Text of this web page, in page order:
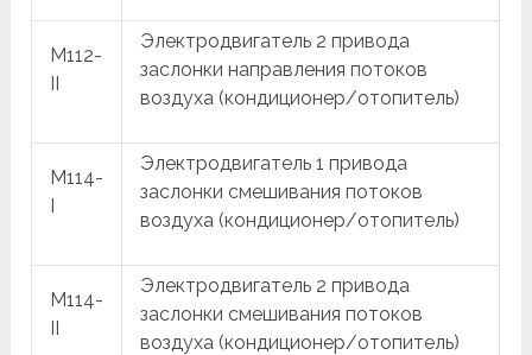
M112-
II
Электродвигатель 2 привода
заслонки направления потоков
воздуха (кондиционер/отопитель)
M114-
I
Электродвигатель 1 привода
заслонки смешивания потоков
воздуха (кондиционер/отопитель)
M114-
II
Электродвигатель 2 привода
заслонки смешивания потоков
воздуха (кондиционер/отопитель)